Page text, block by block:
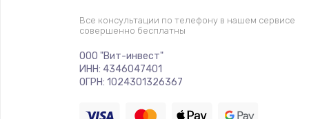
Все консультации по телефону в нашем сервисе
совершенно бесплатны
ООО "Вит-инвест"
ИНН: 4346047401
ОГРН: 1024301326367